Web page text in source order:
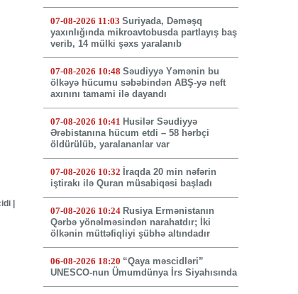
|
07-08-2026 11:03 Suriyada, Dəməşq
yaxınlığında mikroavtobusda partlayış baş
verib, 14 mülki şəxs yaralanıb
07-08-2026 10:48 Səudiyyə Yəmənin bu
ölkəyə hücumu səbəbindən ABŞ-yə neft
axınını tamami ilə dayandı
07-08-2026 10:41 Husilər Səudiyyə
Ərəbistanına hücum etdi – 58 hərbçi
öldürülüb, yaralananlar var
07-08-2026 10:32 İraqda 20 min nəfərin
iştirakı ilə Quran müsabiqəsi başladı
07-08-2026 10:24 Rusiya Ermənistanın
Qərbə yönəlməsindən narahatdır; İki
ölkənin müttəfiqliyi şübhə altındadır
06-08-2026 18:20 “Qaya məscidləri”
UNESCO-nun Ümumdünya İrs Siyahısında